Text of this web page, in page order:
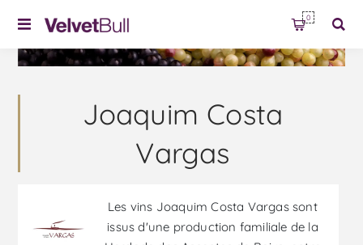
0
Joaquim Costa
Vargas
Les vins Joaquim Costa Vargas sont
issus d'une production familiale de la